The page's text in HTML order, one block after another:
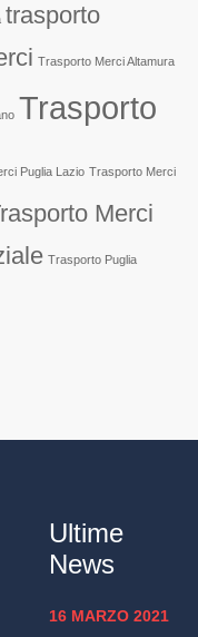
trasporto
Trasporto Merci Altamura
Trasporto
Puglia Lazio Trasporto Merci
Merci
Trasporto Puglia
Ultime
News
16 MARZO 2021